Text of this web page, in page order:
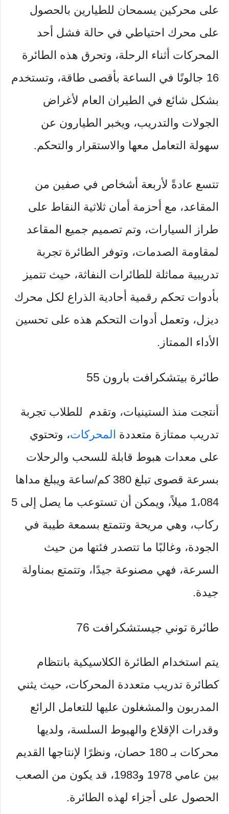
على محركين يسمحان للطيارين بالحصول
على محرك احتياطي في حالة فشل أحد
المحركات أثناء الرحلة، وتحرق هذه الطائرة
16 جالونًا في الساعة بأقصى طاقة، وتستخدم
بشكل شائع في الطيران العام لأغراض
الجولات والتدريب، ويخبر الطيارون عن
سهولة التعامل معها والاستقرار والتحكم.
تتسع عادةً لأربعة أشخاص في صفين من
المقاعد، مع أحزمة أمان ثلاثية النقاط على
طراز السيارات، وتم تصميم جميع المقاعد
لمقاومة الصدمات، وتوفر الطائرة تجربة
تدريبية مماثلة للطائرات النفاثة، حيث تتميز
بأدوات تحكم رقمية أحادية الذراع لكل محرك
ديزل، وتعمل أدوات التحكم هذه على تحسين
الأداء الممتاز.
طائرة بيتشكرافت بارون 55
أنتجت منذ الستينيات، وتقدم للطلاب تجربة
تدريب ممتازة متعددة المحركات، وتحتوي
على معدات هبوط قابلة للسحب والرحلات
بسرعة قصوى تبلغ 380 كم/ساعة ويبلغ مداها
1،084 ميلاً، ويمكن أن تستوعب ما يصل إلى 5
ركاب، وهي مريحة وتتمتع بسمعة طيبة في
الجودة، وغالبًا ما تتصدر فئتها من حيث
السرعة، فهي مصنوعة جيدًا، وتتمتع بمناولة
جيدة.
طائرة توني جيستشكرافت 76
يتم استخدام الطائرة الكلاسيكية بانتظام
كطائرة تدريب متعددة المحركات، حيث يثني
المدربون والمشغلون عليها للتعامل الرائع
وقدرات الإقلاع والهبوط السلسة، ولديها
محركات بـ 180 حصان، ونظرًا لإنتاجها القديم
بين عامي 1978 و1983، قد يكون من الصعب
الحصول على أجزاء لهذه الطائرة.